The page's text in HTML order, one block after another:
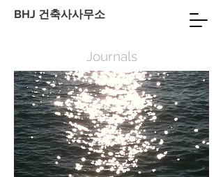
BHJ 건축사사무소
Journals